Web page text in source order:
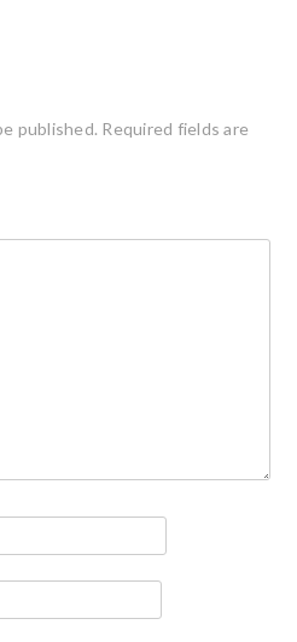
published. Required fields are